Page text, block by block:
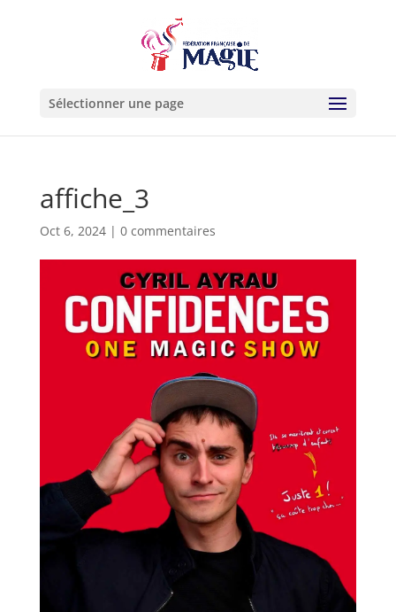
Sélectionner une page
affiche_3
Oct 6, 2024| 0 commentaires